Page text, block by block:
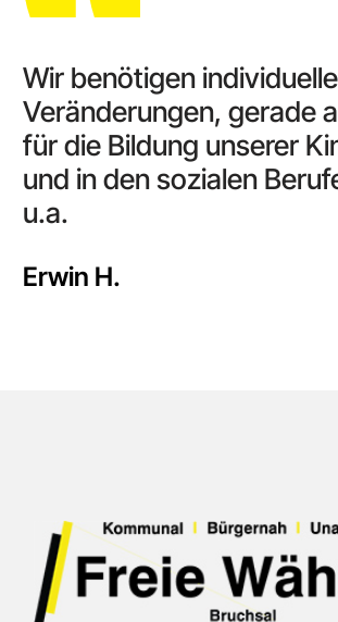
Wir benötigen individuelle
Veränderungen, gerade
für die Bildung unserer
und in den sozialen
u.a.
Erwin H.